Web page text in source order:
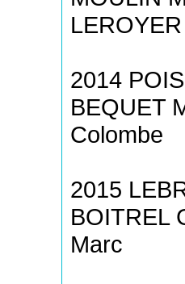
2014
BEQUET
Colombe
2015
BOITREL
Marc